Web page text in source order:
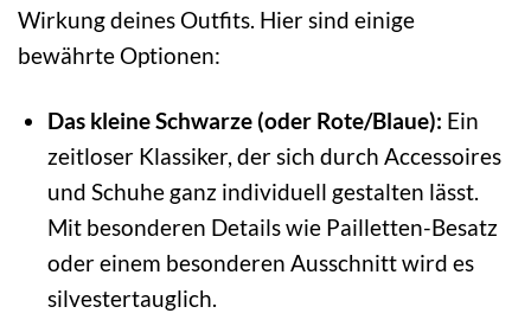
Wirkung deines Outfits. Hier sind einige
bewährte Optionen:
Das kleine Schwarze (oder Rote/Blaue): Ein
zeitloser Klassiker, der sich durch Accessoires
und Schuhe ganz individuell gestalten lässt.
Mit besonderen Details wie Pailletten-Besatz
oder einem besonderen Ausschnitt wird es
silvestertauglich.